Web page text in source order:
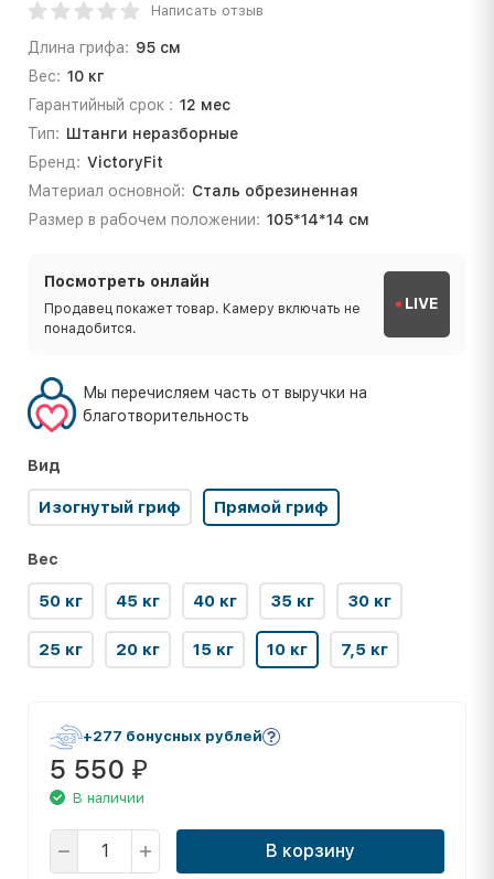
Написать отзыв
Длина грифа: 95 см
Вес: 10 кг
Гарантийный срок : 12 мес
Тип: Штанги неразборные
Бренд: VictoryFit
Материал основной: Сталь обрезиненная
Размер в рабочем положении: 105*14*14 см
Посмотреть онлайн
Продавец покажет товар. Камеру включать не
понадобится.
LIVE
Мы перечисляем часть от выручки на
благотворительность
Вид
Изогнутый гриф Прямой гриф
Вес
50 кг 45 кг 40 кг 35 кг 30 кг
25 кг 20 кг 15 кг 10 кг 7,5 кг
+277 бонусных рублей
5 550 ₽
В наличии
В корзину